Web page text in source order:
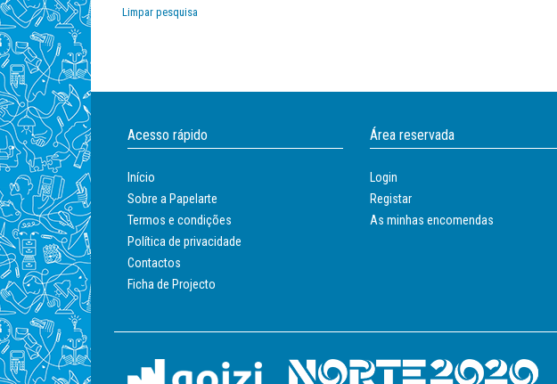
Papelarte
Limpar pesquisa
Acesso rápido
Início
Sobre a Papelarte
Termos e condições
Política de privacidade
Contactos
Ficha de Projecto
Área reservada
Login
Registar
As minhas encomendas